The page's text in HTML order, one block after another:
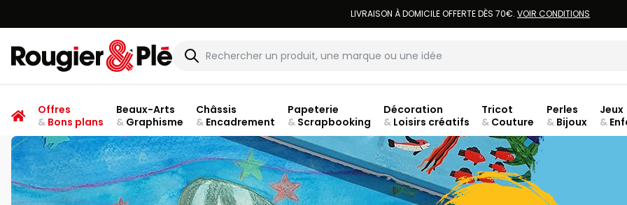
LIVRAISON À DOMICILE OFFERTE DÈS 70€. VOIR CONDITIONS
Rougier & Plé
Offres
&Bons plans
Beaux-Arts
&Graphisme
Châssis
&Encadrement
Papeterie
&Scrapbooking
Décoration
&Loisirs créatifs
Tricot
& Couture
Perles
& Bijoux
Jeux
&